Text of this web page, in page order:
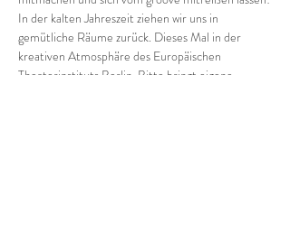
In der kalten Jahreszeit ziehen wir uns in
gemütliche Räume zurück. Dieses Mal in der
kreativen Atmosphäre des Europäischen
Theaterinstituts Berlin. Bitte bringt eigene